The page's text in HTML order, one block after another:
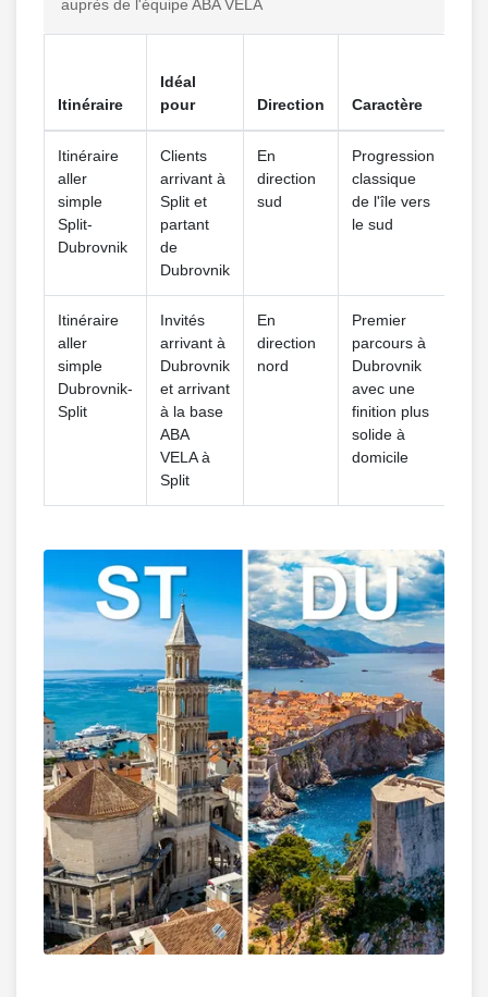
auprès de l'équipe ABA VELA
Itinéraire
Idéal
pour
Direction Caractère
Itinéraire
aller
simple
Split-
Dubrovnik
Clients
arrivant à
Split et
partant
de
Dubrovnik
En
direction
sud
Progression
classique
de l'île vers
le sud
Itinéraire
aller
simple
Dubrovnik-
Split
Invités
arrivant à
Dubrovnik
et arrivant
à la base
ABA
VELA à
Split
En
direction
nord
Premier
parcours à
Dubrovnik
avec une
finition plus
solide à
domicile